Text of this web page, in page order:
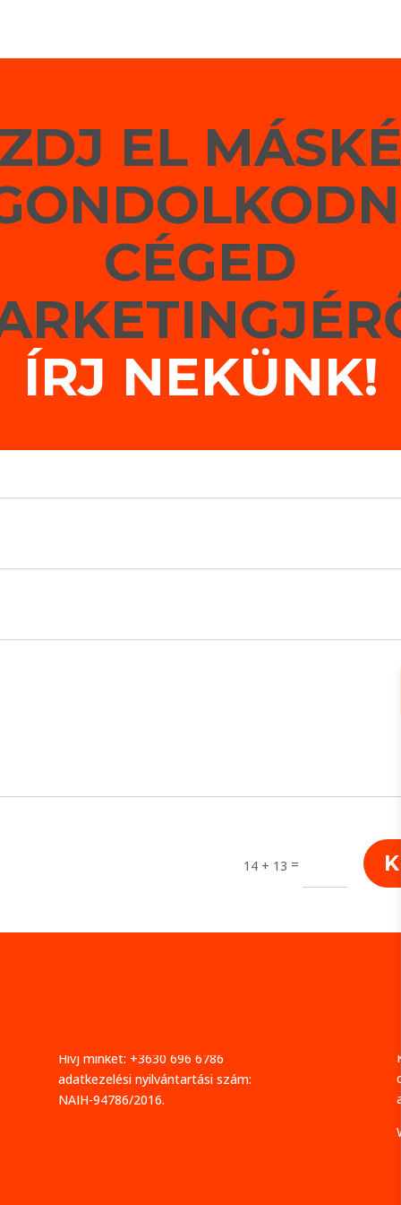
EL
CÉGED
ÍRJ NEKÜNK!
14 + 13 =
Hívj minket: +3630 696 6786
adatkezelési nyilvántartási szám:
NAIH-94786/2016.